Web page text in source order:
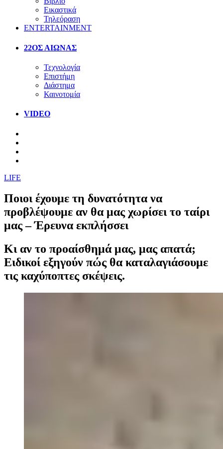
Εικαστικά
Τηλεόραση
ENTERTAINMENT
22ΟΣ ΑΙΩΝΑΣ
Τεχνολογία
Επιστήμη
Διάστημα
Καινοτομία
VIDEO
LIFE
Ποιοι έχουμε τη δυνατότητα να
προβλέψουμε αν θα μας χωρίσει το ταίρι
μας – Έρευνα εκπλήσσει
Κι αν το προαίσθημά μας, μας απατά;
Ειδικοί εξηγούν πώς θα καταλαγιάσουμε
τις καχύποπτες σκέψεις.